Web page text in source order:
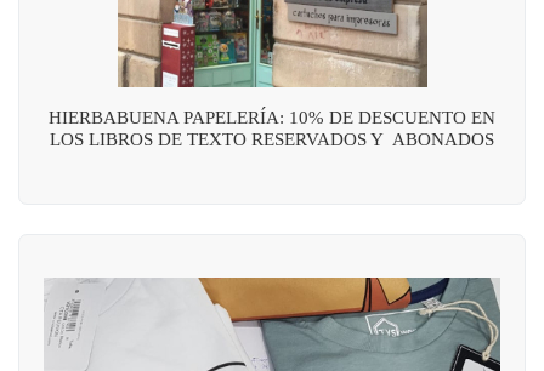
HIERBABUENA PAPELERÍA: 10% DE DESCUENTO EN
LOS LIBROS DE TEXTO RESERVADOS Y ABONADOS